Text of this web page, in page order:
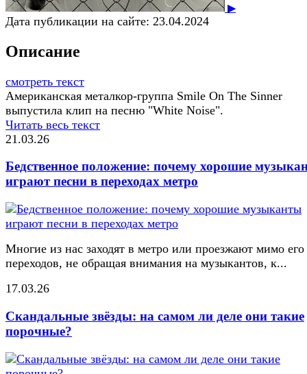
▶
Дата публикации на сайте: 23.04.2024
Описание
смотреть текст
Американская металкор-группа Smile On The Sinner
выпустила клип на песню "White Noise".
Читать весь текст
21.03.26
Бедственное положение: почему хорошие
играют песни в переходах метро
Многие из нас заходят в метро или проезжают мимо его
переходов, не обращая внимания на музыкантов, к...
17.03.26
Скандальные звёзды: на самом ли деле они такие
порочные?